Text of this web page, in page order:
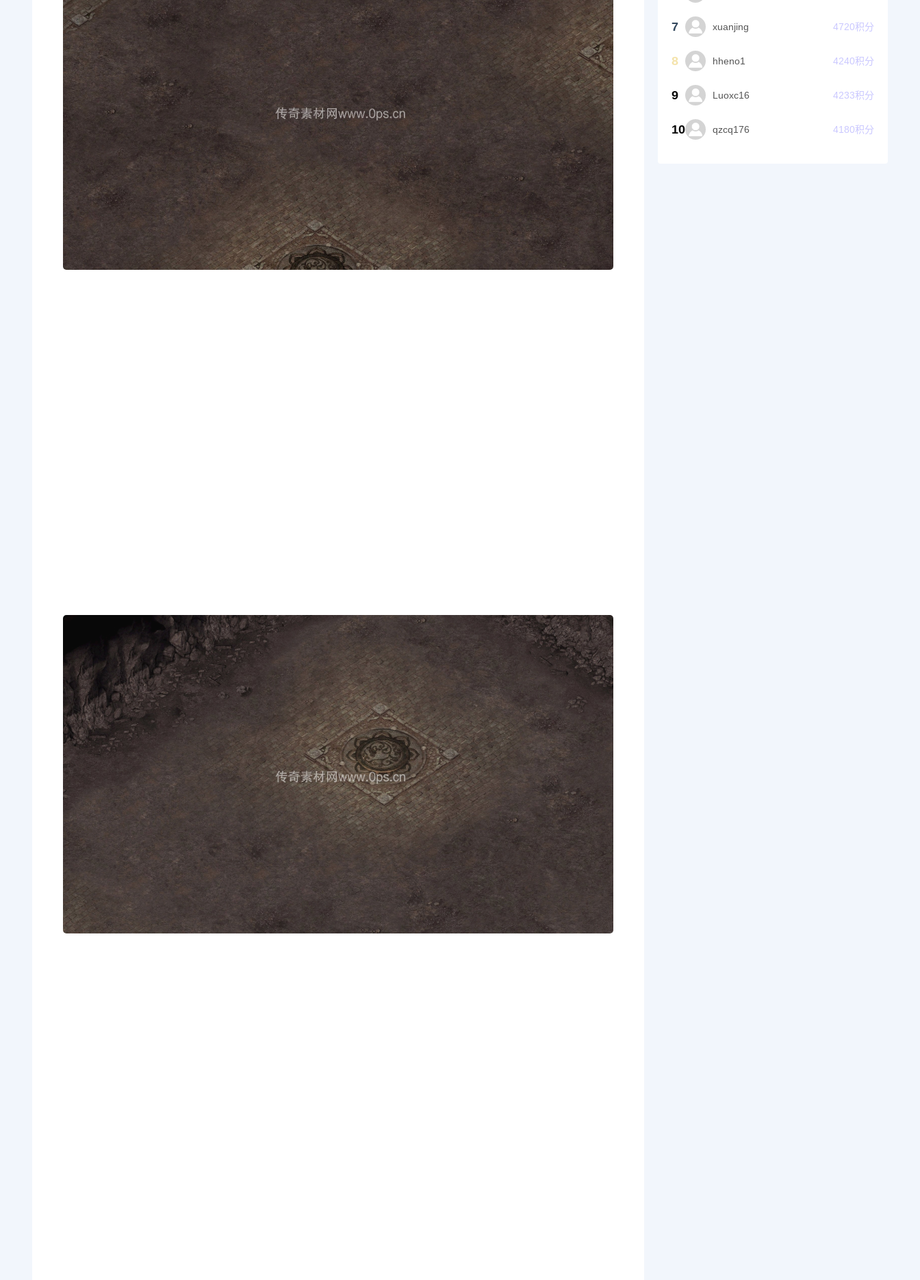
7 xuanjing 4720积分
8 hheno1 4240积分
9 Luoxc16 4233积分
10 qzcq176 4180积分